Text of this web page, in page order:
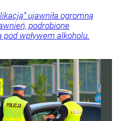
ujawniła ogromną
podrobione
wpływem alkoholu.